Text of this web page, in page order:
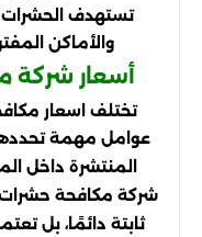
تستهدف الحشرات
والأماكن
أسعار شركة
تختلف اسعار
عوامل مهمة
المنتشرة داخل
شركة مكافحة حشرات
ثابتة دائمًا، بل